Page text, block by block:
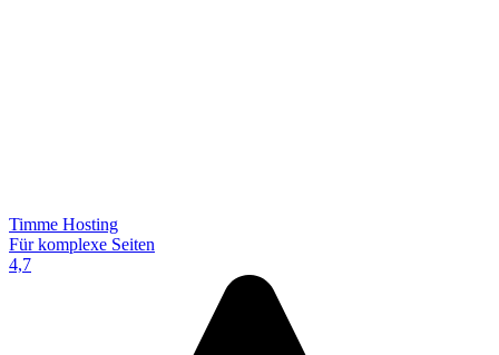
Timme Hosting
Für komplexe Seiten
4,7